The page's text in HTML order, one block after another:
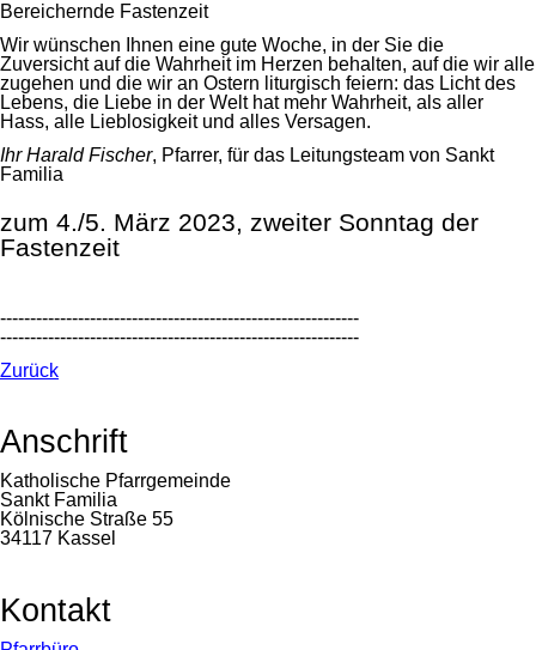
Bereichernde Fastenzeit
Wir wünschen Ihnen eine gute Woche, in der Sie die
Zuversicht auf die Wahrheit im Herzen behalten, auf die wir alle
zugehen und die wir an Ostern liturgisch feiern: das Licht des
Lebens, die Liebe in der Welt hat mehr Wahrheit, als aller
Hass, alle Lieblosigkeit und alles Versagen.
Ihr Harald Fischer, Pfarrer, für das Leitungsteam von Sankt
Familia
zum 4./5. März 2023, zweiter Sonntag der
Fastenzeit
------------------------------------------------------------
------------------------------------------------------------
Zurück
Anschrift
Katholische Pfarrgemeinde
Sankt Familia
Kölnische Straße 55
34117 Kassel
Kontakt